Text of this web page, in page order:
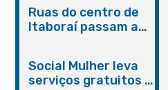
Ruas do centro de
Itaboraí passam a
Social Mulher leva
serviços gratuitos à